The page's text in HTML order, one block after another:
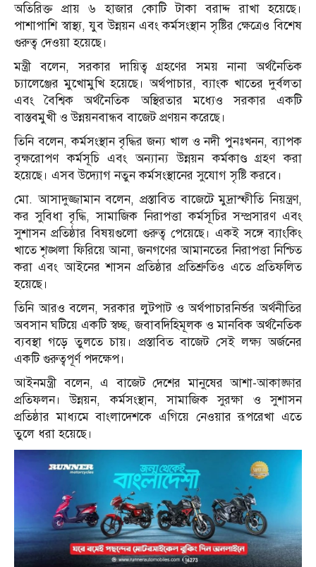
অতিরিক্ত প্রায় ৬ হাজার কোটি টাকা বরাদ্দ রাখা হয়েছে।
পাশাপাশি স্বাস্থ্য, যুব উন্নয়ন এবং কর্মসংস্থান সৃষ্টির ক্ষেত্রেও বিশেষ
গুরুত্ব দেওয়া হয়েছে।
মন্ত্রী বলেন, সরকার দায়িত্ব গ্রহণের সময় নানা অর্থনৈতিক
চ্যালেঞ্জের মুখোমুখি হয়েছে। অর্থপাচার, ব্যাংক খাতের দুর্বলতা
এবং বৈশ্বিক অর্থনৈতিক অস্থিরতার মধ্যেও সরকার একটি
বাস্তবমুখী ও উন্নয়নবান্ধব বাজেট প্রণয়ন করেছে।
তিনি বলেন, কর্মসংস্থান বৃদ্ধির জন্য খাল ও নদী পুনঃখনন, ব্যাপক
বৃক্ষরোপণ কর্মসূচি এবং অন্যান্য উন্নয়ন কর্মকাণ্ড গ্রহণ করা
হয়েছে। এসব উদ্যোগ নতুন কর্মসংস্থানের সুযোগ সৃষ্টি করবে।
মো. আসাদুজ্জামান বলেন, প্রস্তাবিত বাজেটে মুদ্রাস্ফীতি নিয়ন্ত্রণ,
কর সুবিধা বৃদ্ধি, সামাজিক নিরাপত্তা কর্মসূচির সম্প্রসারণ এবং
সুশাসন প্রতিষ্ঠার বিষয়গুলো গুরুত্ব পেয়েছে। একই সঙ্গে ব্যাংকিং
খাতে শৃঙ্খলা ফিরিয়ে আনা, জনগণের আমানতের নিরাপত্তা নিশ্চিত
করা এবং আইনের শাসন প্রতিষ্ঠার প্রতিশ্রুতিও এতে প্রতিফলিত
হয়েছে।
তিনি আরও বলেন, সরকার লুটপাট ও অর্থপাচারনির্ভর অর্থনীতির
অবসান ঘটিয়ে একটি স্বচ্ছ, জবাবদিহিমূলক ও মানবিক অর্থনৈতিক
ব্যবস্থা গড়ে তুলতে চায়। প্রস্তাবিত বাজেট সেই লক্ষ্য অর্জনের
একটি গুরুত্বপূর্ণ পদক্ষেপ।
আইনমন্ত্রী বলেন, এ বাজেট দেশের মানুষের আশা-আকাঙ্ক্ষার
প্রতিফলন। উন্নয়ন, কর্মসংস্থান, সামাজিক সুরক্ষা ও সুশাসন
প্রতিষ্ঠার মাধ্যমে বাংলাদেশকে এগিয়ে নেওয়ার রূপরেখা এতে
তুলে ধরা হয়েছে।